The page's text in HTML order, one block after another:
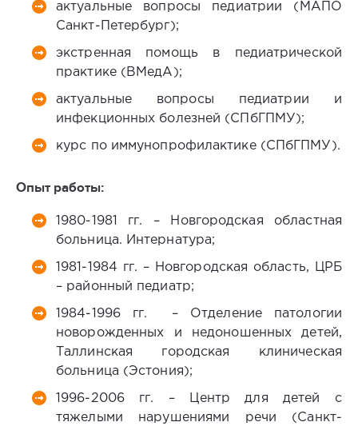
актуальные вопросы педиатрии (МАПО
Санкт-Петербург);
экстренная помощь в педиатрической
практике (ВМедА);
актуальные вопросы педиатрии и
инфекционных болезней (СПбГПМУ);
курс по иммунопрофилактике (СПбГПМУ).
Опыт работы:
1980-1981 гг. – Новгородская областная
больница. Интернатура;
1981-1984 гг. – Новгородская область, ЦРБ
– районный педиатр;
1984-1996 гг. – Отделение патологии
новорожденных и недоношенных детей,
Таллинская городская клиническая
больница (Эстония);
1996-2006 гг. – Центр для детей с
тяжелыми нарушениями речи (Санкт-